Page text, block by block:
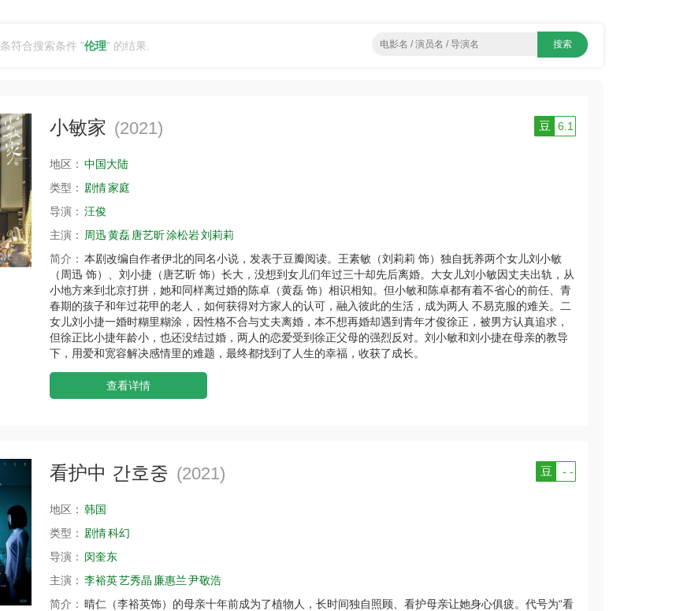
条符合搜索条件 "伦理" 的结果.
小敏家 (2021) 豆 6.1
地区： 中国大陆
类型： 剧情家庭
导演： 汪俊
主演：
周迅黄磊 唐艺昕涂松岩刘莉莉
简介： 本剧改编自作者伊北的同名小说，发表于豆瓣阅读。王素敏（刘莉莉 饰）独自抚养两个女儿刘小敏
（周迅 饰）、刘小捷（唐艺昕 饰）长大，没想到女儿们年过三十却先后离婚。大女儿刘小敏因丈夫出轨，从
小地方来到北京打拼，她和同样离过婚的陈卓（黄磊 饰）相识相知。但小敏和陈卓都有着不省心的前任、青
春期的孩子和年过花甲的老人，如何获得对方家人的认可，融入彼此的生活，成为两人 不易克服的难关。二
女儿刘小捷一婚时糊里糊涂，因性格不合与丈夫离婚，本不想再婚却遇到青年才俊徐正，被男方认真追求，
但徐正比小捷年龄小，也还没结过婚，两人的恋爱受到徐正父母的强烈反对。刘小敏和刘小捷在母亲的教导
下，用爱和宽容解决感情里的难题，最终都找到了人生的幸福，收获了成长。
查看详情
看护中 간호중 (2021) 豆 - -
地区： 韩国
类型： 剧情科幻
导演： 闵奎东
主演： 李裕英艺秀晶 廉惠兰尹敬浩
简介： 晴仁（李裕英饰）的母亲十年前成为了植物人，长时间独自照顾、看护母亲让她身心俱疲。代号为“看